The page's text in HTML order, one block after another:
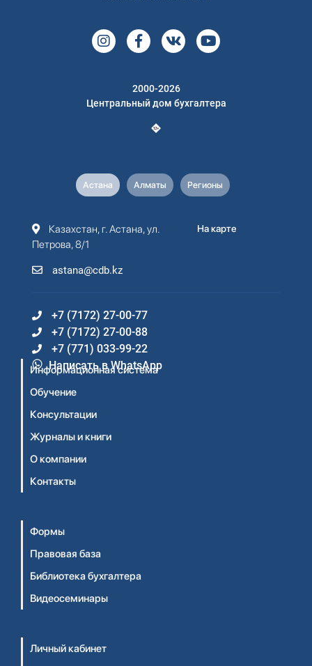
2000-2026
Центральный дом бухгалтера
Астана Алматы Регионы
Казахстан, г. Астана, ул.
Петрова, 8/1
astana@cdb.kz
На карте
+7 (7172) 27-00-77
+7 (7172) 27-00-88
+7 (771) 033-99-22
Написать в WhatsApp
Информационная система
Обучение
Консультации
Журналы и книги
О компании
Контакты
Формы
Правовая база
Библиотека бухгалтера
Видеосеминары
Личный кабинет